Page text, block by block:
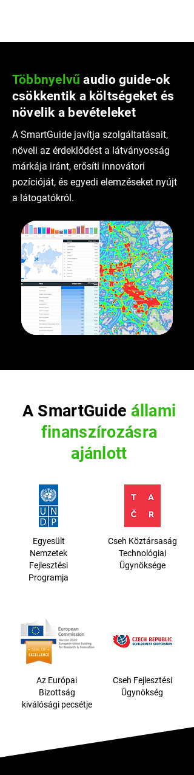
Többnyelvű audio guide-ok
csökkentik a költségeket és
növelik a bevételeket
A SmartGuide javítja szolgáltatásait,
növeli az érdeklődést a látványosság
márkája iránt, erősíti innovátori
pozícióját, és egyedi elemzéseket nyújt
a látogatókról.
A SmartGuide állami
finanszírozásra
ajánlott
Egyesült
Nemzetek
Fejlesztési
Programja
Az Európai
Bizottság
kiválósági pecsétje
Cseh Köztársaság
Technológiai
Ügynöksége
Cseh Fejlesztési
Ügynökség